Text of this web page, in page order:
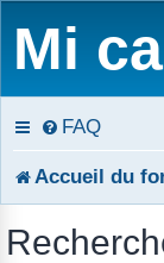
Mi
FAQ
Accueil du